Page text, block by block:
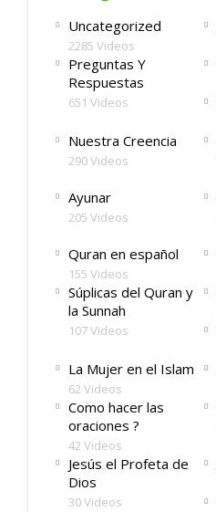
Uncategorized
2285 Videos
Preguntas Y
Respuestas
651 Videos
Nuestra Creencia
290 Videos
Ayunar
205 Videos
Quran en español
155 Videos
Súplicas del Quran y
la Sunnah
107 Videos
La Mujer en el Islam
62 Videos
Como hacer las
oraciones ?
42 Videos
Jesús el Profeta de
Dios
30 Videos